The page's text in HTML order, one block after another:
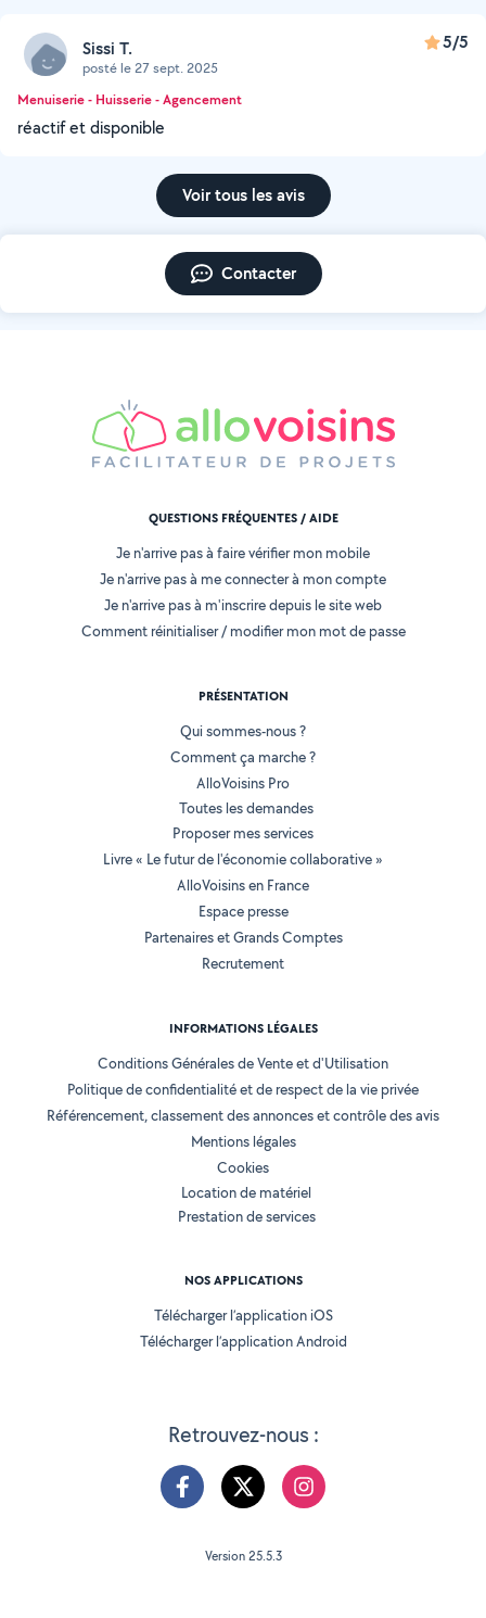
Sissi T.
posté le 27 sept. 2025
5/5
Menuiserie - Huisserie - Agencement
réactif et disponible
Voir tous les avis
Contacter
Retrouvez-nous :
QUESTIONS FRÉQUENTES / AIDE
Je n'arrive pas à faire vérifier mon mobile
Je n'arrive pas à me connecter à mon compte
Je n'arrive pas à m'inscrire depuis le site web
Comment réinitialiser / modifier mon mot de passe
PRÉSENTATION
Qui sommes-nous ?
Comment ça marche ?
AlloVoisins Pro
Toutes les demandes
Proposer mes services
Livre « Le futur de l'économie collaborative »
AlloVoisins en France
Espace presse
Partenaires et Grands Comptes
Recrutement
INFORMATIONS LÉGALES
Conditions Générales de Vente et d'Utilisation
Politique de confidentialité et de respect de la vie privée
Référencement, classement des annonces et contrôle des avis
Mentions légales
Cookies
Location de matériel
Prestation de services
NOS APPLICATIONS
Télécharger l’application iOS
Télécharger l’application Android
Version 25.5.3